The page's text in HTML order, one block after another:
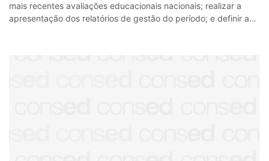
mais recentes avaliações educacionais nacionais; realizar a
apresentação dos relatórios de gestão do período; e definir as